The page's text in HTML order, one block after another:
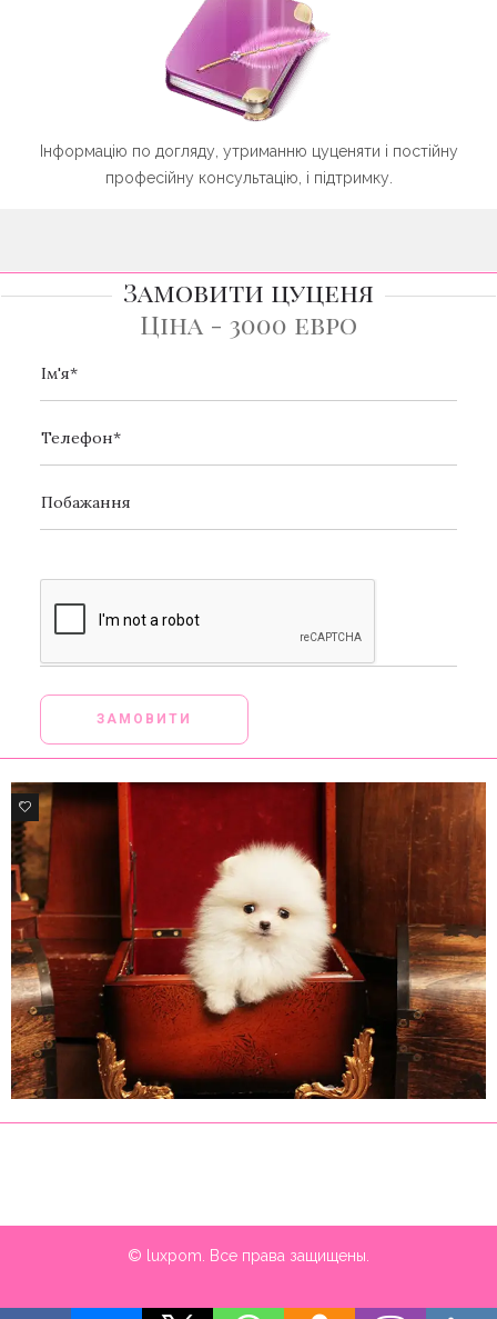
Інформацію по догляду, утриманню цуценяти і постійну
професійну консультацію, і підтримку.
Замовити цуценя
Ціна - 3000 евро
0
© luxpom. Все права защищены.